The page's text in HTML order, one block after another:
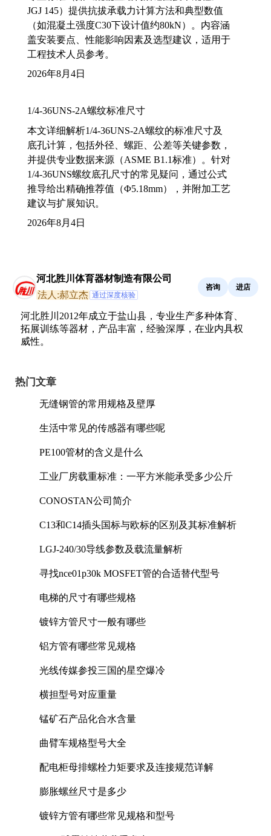
JGJ 145）提供抗拔承载力计算方法和典型数值
（如混凝土强度C30下设计值约80kN）。内容涵
盖安装要点、性能影响因素及选型建议，适用于
工程技术人员参考。
2026年8月4日
1/4-36UNS-2A螺纹标准尺寸
本文详细解析1/4-36UNS-2A螺纹的标准尺寸及
底孔计算，包括外径、螺距、公差等关键参数，
并提供专业数据来源（ASME B1.1标准）。针对
1/4-36UNS螺纹底孔尺寸的常见疑问，通过公式
推导给出精确推荐值（Φ5.18mm），并附加工艺
建议与扩展知识。
2026年8月4日
河北胜川体育器材制造有限公司
法人:郝立杰 通过深度核验
咨询 进店
河北胜川2012年成立于盐山县，专业生产多种体育、
拓展训练等器材，产品丰富，经验深厚，在业内具权
威性。
热门文章
无缝钢管的常用规格及壁厚
生活中常见的传感器有哪些呢
PE100管材的含义是什么
工业厂房载重标准：一平方米能承受多少公斤
CONOSTAN公司简介
C13和C14插头国标与欧标的区别及其标准解析
LGJ-240/30导线参数及载流量解析
寻找nce01p30k MOSFET管的合适替代型号
电梯的尺寸有哪些规格
镀锌方管尺寸一般有哪些
铝方管有哪些常见规格
光线传媒参投三国的星空爆冷
横担型号对应重量
锰矿石产品化合水含量
曲臂车规格型号大全
配电柜母排螺栓力矩要求及连接规范详解
膨胀螺丝尺寸是多少
镀锌方管有哪些常见规格和型号